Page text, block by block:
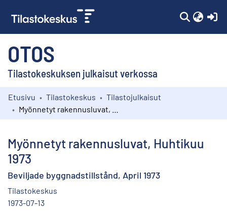
OTOS
Tilastokeskuksen julkaisut verkossa
Kokoelmat
Etusivu Tilastokeskus
Tilastojulkaisut
Myönnetyt rakennusluvat, Huhtikuu
1973
Beviljade byggnadstillstånd, April 1973
Tilastokeskus
1973-07-13